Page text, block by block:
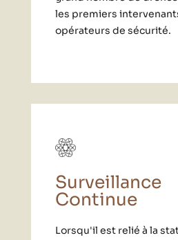
les premiers
opérateurs de sécurité.
Surveillance
Continue
Lorsqu'il est relié à la